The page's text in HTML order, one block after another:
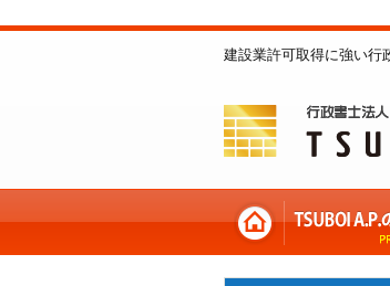
建設業許可取得に強い行